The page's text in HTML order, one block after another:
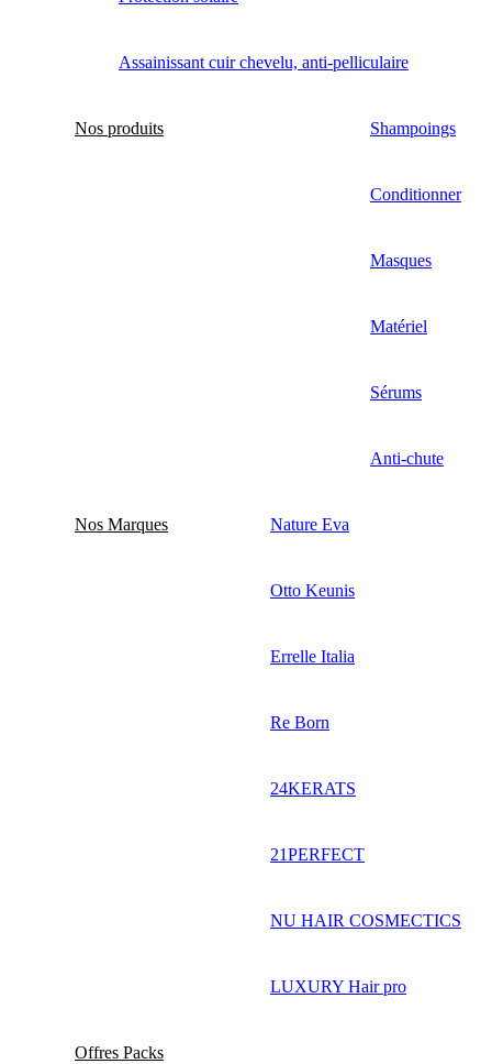
Assainissant cuir chevelu, anti-pelliculaire
Nos produits Shampoings
Conditionner
Masques
Matériel
Sérums
Anti-chute
Nos Marques Nature Eva
Otto Keunis
Errelle Italia
Re Born
24KERATS
21PERFECT
NU HAIR COSMECTICS
LUXURY Hair pro
Offres Packs